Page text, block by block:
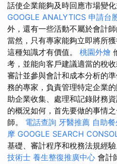
話使企業能夠及時回應市場變化
GOOGLE ANALYTICS 申請台
外，還有一些活動不屬於會計師
當然，只有專家能夠立即將所
這種知識才有價值。 桃園外燴
考，並能向客戶建議適當的稅
審計並參與會計和成本分析的
務的專家，負責管理特定企業
助企業收集、處理和記錄財務
的概況如何，首先要做的事情
師。 電話查詢 牙醫推薦 自助
摩 GOOGLE SEARCH
基礎、審計程序和稅務法規經驗
技術士 養生整復推廣中心 會計